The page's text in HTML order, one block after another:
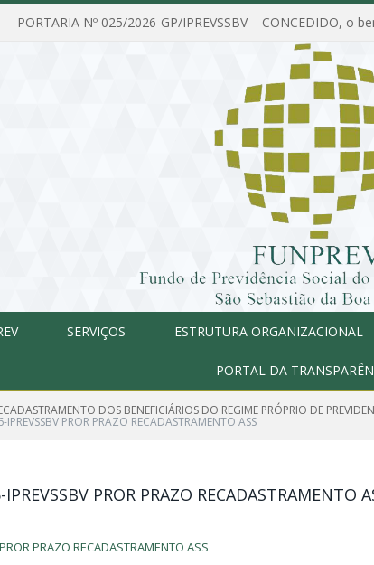
SERVIÇOS ESTRUTURA ORGANIZACIONAL
PORTAL DA
DOS BENEFICIÁRIOS DO REGIME PRÓPRIO DE
PROR PRAZO RECADASTRAMENTO ASS
PROR PRAZO RECADASTRAMENTO
PRAZO RECADASTRAMENTO ASS